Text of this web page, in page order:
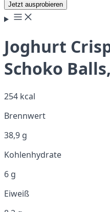
Jetzt ausprobieren
Joghurt
Schoko
254 kcal
Brennwert
38,9 g
Kohlenhydrate
6 g
Eiweiß